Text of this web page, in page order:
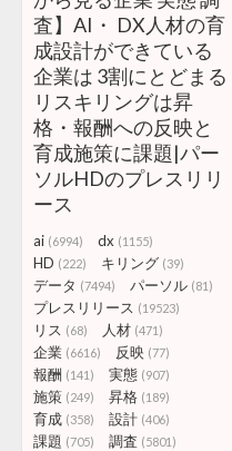
査】AI・ DX人材の育
成設計ができている
企業は 3割にとどまる
リスキリングは昇
格・報酬への反映と
育成施策に課題|パー
ソルHDのプレスリリ
ース
ai (6994) dx (1155)
HD (222) キリング (39)
データ (7494) パーソル (81)
プレスリリース (19523)
リス (68) 人材 (471)
企業 (6616) 反映 (77)
報酬 (141) 実態 (907)
施策 (249) 昇格 (189)
育成 (358) 設計 (406)
課題 (705) 調査 (5801)